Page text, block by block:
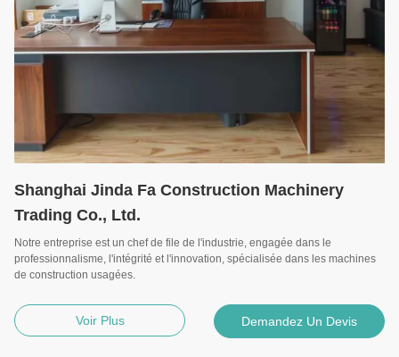
Shanghai Jinda Fa Construction Machinery
Trading Co., Ltd.
Notre entreprise est un chef de file de l'industrie, engagée dans le
professionnalisme, l'intégrité et l'innovation, spécialisée dans les machines
de construction usagées.
Voir Plus Demandez Un Devis